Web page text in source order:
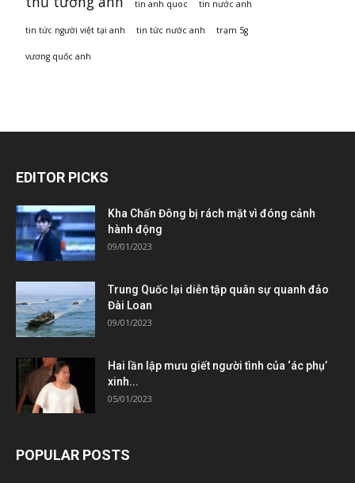
tin anh quoc tin nước anh
tin tức người việt tại anh tin tức nước anh trạm 5g
vương quốc anh
EDITOR PICKS
Kha Chấn Đông bị rách mặt vì đóng cảnh
hành động
09/01/2023
Trung Quốc lại diễn tập quân sự quanh đảo
Đài Loan
09/01/2023
Hai lần lập mưu giết người tình của ‘ác phụ’
xinh...
05/01/2023
POPULAR POSTS